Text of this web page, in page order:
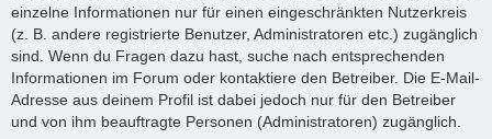
einzelne Informationen nur für einen eingeschränkten Nutzerkreis
(z. B. andere registrierte Benutzer, Administratoren etc.) zugänglich
sind. Wenn du Fragen dazu hast, suche nach entsprechenden
Informationen im Forum oder kontaktiere den Betreiber. Die E-Mail-
Adresse aus deinem Profil ist dabei jedoch nur für den Betreiber
und von ihm beauftragte Personen (Administratoren) zugänglich.